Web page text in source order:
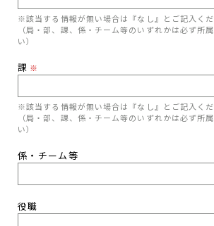
※該当する情報が無い場合は『なし』とご記入くだ
（局・部、課、係・チーム等のいずれかは必ず所
い）
課 ※
※該当する情報が無い場合は『なし』とご記入くだ
（局・部、課、係・チーム等のいずれかは必ず所
い）
係・チーム等
役職